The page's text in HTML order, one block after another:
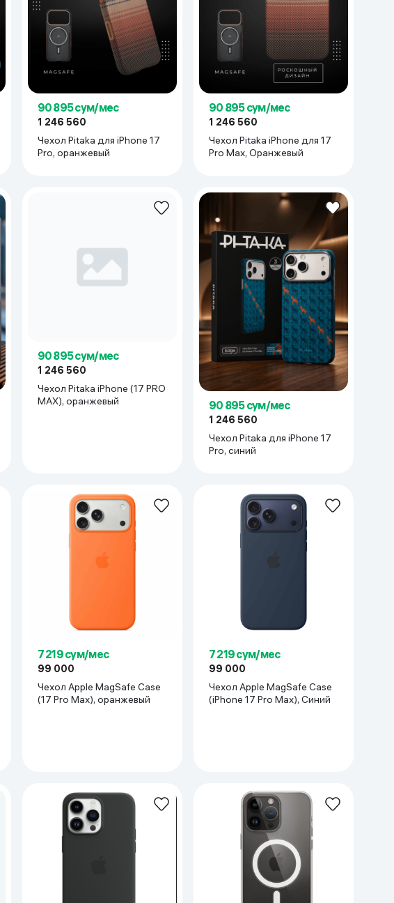
90 895 сум/мес
1 246 560
Чехол Pitaka для iPhone 17
Pro, оранжевый
90 895 сум/мес
1 246 560
Чехол Pitaka iPhone для 17
Pro Max, Оранжевый
90 895 сум/мес
1 246 560
Чехол Pitaka iPhone (17 PRO
MAX), оранжевый
90 895 сум/мес
1 246 560
Чехол Pitaka для iPhone 17
Pro, синий
7 219 сум/мес
99 000
Чехол Apple MagSafe Case
(17 Pro Max), оранжевый
7 219 сум/мес
99 000
Чехол Apple MagSafe Case
(iPhone 17 Pro Max), Синий